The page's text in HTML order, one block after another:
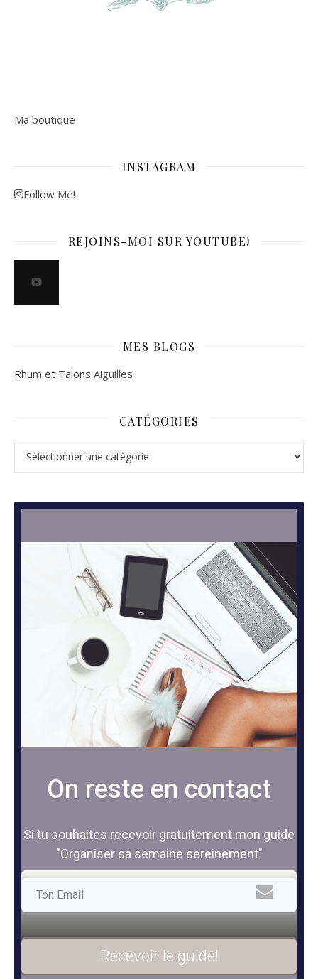
Ma boutique
INSTAGRAM
Follow Me!
REJOINS-MOI SUR YOUTUBE!
MES BLOGS
Rhum et Talons Aiguilles
CATÉGORIES
On reste en contact
Si tu souhaites recevoir gratuitement mon guide
"Organiser sa semaine sereinement"
Recevoir le guide!